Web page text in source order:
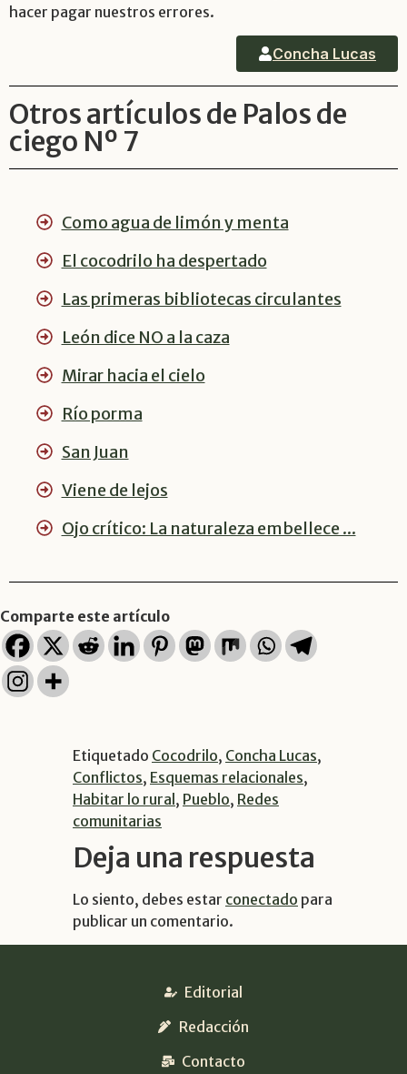
hacer pagar nuestros errores.
Concha Lucas
Otros artículos de Palos de
ciego Nº 7
Como agua de limón y menta
El cocodrilo ha despertado
Las primeras bibliotecas circulantes
León dice NO a la caza
Mirar hacia el cielo
Río porma
San Juan
Viene de lejos
Ojo crítico: La naturaleza embellece ...
Comparte este artículo
Etiquetado Cocodrilo, Concha Lucas,
Conflictos, Esquemas relacionales,
Habitar lo rural, Pueblo, Redes
comunitarias
Deja una respuesta
Lo siento, debes estar conectado para
publicar un comentario.
Editorial
Redacción
Contacto